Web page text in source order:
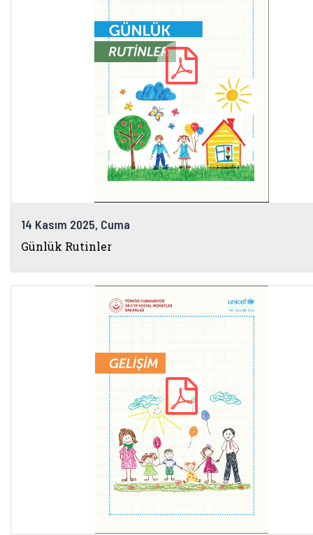
14 Kasım 2025, Cuma
Günlük Rutinler